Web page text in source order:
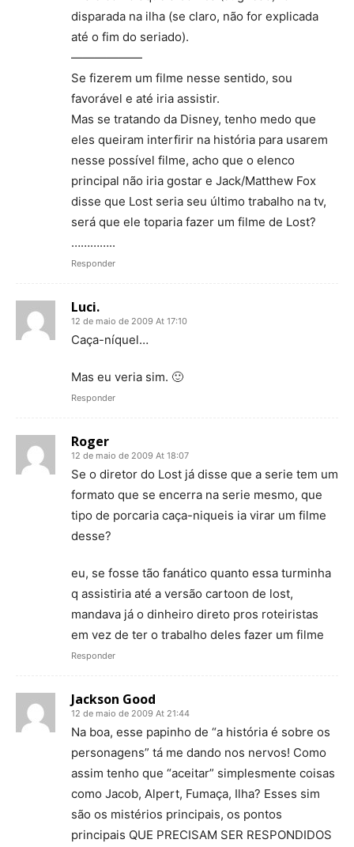
disparada na ilha (se claro, não for explicada
até o fim do seriado).
——————
Se fizerem um filme nesse sentido, sou
favorável e até iria assistir.
Mas se tratando da Disney, tenho medo que
eles queiram interfirir na história para usarem
nesse possível filme, acho que o elenco
principal não iria gostar e Jack/Matthew Fox
disse que Lost seria seu último trabalho na tv,
será que ele toparia fazer um filme de Lost?
…………..
Responder
Luci.
12 de maio de 2009 At 17:10
Caça-níquel…
Mas eu veria sim. 🙂
Responder
Roger
12 de maio de 2009 At 18:07
Se o diretor do Lost já disse que a serie tem um
formato que se encerra na serie mesmo, que
tipo de porcaria caça-niqueis ia virar um filme
desse?
eu, se fosse tão fanático quanto essa turminha
q assistiria até a versão cartoon de lost,
mandava já o dinheiro direto pros roteiristas
em vez de ter o trabalho deles fazer um filme
Responder
Jackson Good
12 de maio de 2009 At 21:44
Na boa, esse papinho de “a história é sobre os
personagens” tá me dando nos nervos! Como
assim tenho que “aceitar” simplesmente coisas
como Jacob, Alpert, Fumaça, Ilha? Esses sim
são os mistérios principais, os pontos
principais QUE PRECISAM SER RESPONDIDOS